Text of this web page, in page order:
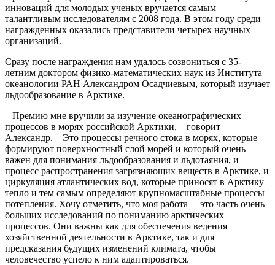
инноваций для молодых ученых вручается самым
талантливым исследователям с 2008 года. В этом году среди
награжденных оказались представители четырех научных
организаций.
Сразу после награждения нам удалось созвониться с 35-
летним доктором физико-математических наук из Института
океанологии РАН Александром Осадчиевым, который изучает
льдообразование в Арктике.
– Премию мне вручили за изучение океанографических
процессов в морях российской Арктики, – говорит
Александр. – Это процессы речного стока в морях, которые
формируют поверхностный слой морей и который очень
важен для понимания льдообразования и льдотаяния, и
процесс распространения загрязняющих веществ в Арктике, и
циркуляция атлантических вод, которые приносят в Арктику
тепло и тем самым определяют крупномасштабные процессы
потепления. Хочу отметить, что моя работа – это часть очень
больших исследований по пониманию арктических
процессов. Они важны как для обеспечения ведения
хозяйственной деятельности в Арктике, так и для
предсказания будущих изменений климата, чтобы
человечество успело к ним адаптироваться.